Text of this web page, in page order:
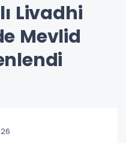
Livadhi
Mevlid